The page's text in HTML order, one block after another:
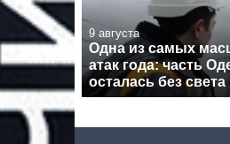
9 августа
Одна из самых
атак года: часть
осталась без света